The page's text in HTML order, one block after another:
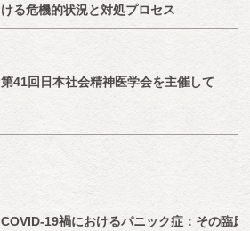
ける危機的状況と対処プロセス
第41回日本社会精神医学会を主催して
COVID-19禍におけるパニック症：その臨床